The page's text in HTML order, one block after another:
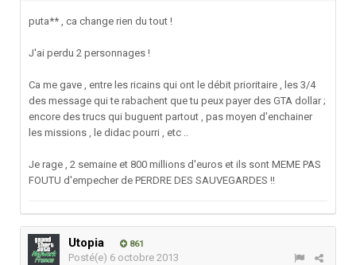
puta** , ca change rien du tout !
J'ai perdu 2 personnages !
Ca me gave , entre les ricains qui ont le débit prioritaire , les 3/4
des message qui te rabachent que tu peux payer des GTA dollar ;
encore des trucs qui buguent partout , pas moyen d'enchainer
les missions , le didac pourri , etc ..
Je rage , 2 semaine et 800 millions d'euros et ils sont MEME PAS
FOUTU d'empecher de PERDRE DES SAUVEGARDES !!
Utopia 861
Posté(e) 6 octobre 2013